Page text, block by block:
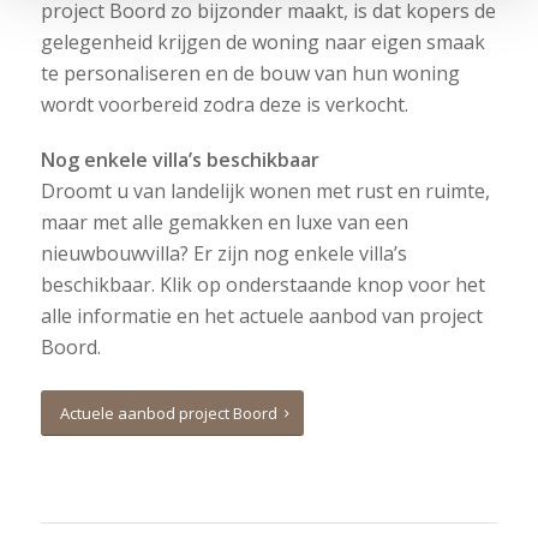
project Boord zo bijzonder maakt, is dat kopers de
gelegenheid krijgen de woning naar eigen smaak
te personaliseren en de bouw van hun woning
wordt voorbereid zodra deze is verkocht.
Nog enkele villa’s beschikbaar
Droomt u van landelijk wonen met rust en ruimte,
maar met alle gemakken en luxe van een
nieuwbouwvilla? Er zijn nog enkele villa’s
beschikbaar. Klik op onderstaande knop voor het
alle informatie en het actuele aanbod van project
Boord.
Actuele aanbod project Boord